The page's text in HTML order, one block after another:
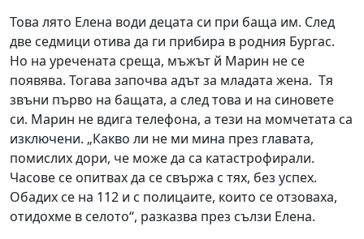
Това лято Елена води децата си при баща им. След
две седмици отива да ги прибира в родния Бургас.
Но на уречената среща, мъжът й Марин не се
появява. Тогава започва адът за младата жена. Тя
звъни първо на бащата, а след това и на синовете
си. Марин не вдига телефона, а тези на момчетата са
изключени. „Какво ли не ми мина през главата,
помислих дори, че може да са катастрофирали.
Часове се опитвах да се свържа с тях, без успех.
Обадих се на 112 и с полицаите, които се отзоваха,
отидохме в селото“, разказва през сълзи Елена.